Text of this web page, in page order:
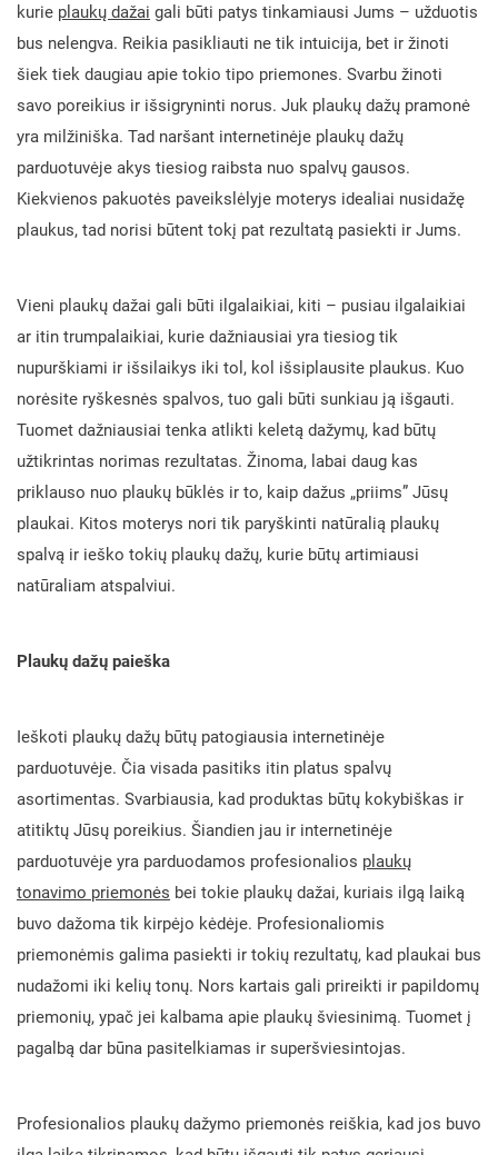
kurie plaukų dažai gali būti patys tinkamiausi Jums – užduotis
bus nelengva. Reikia pasikliauti ne tik intuicija, bet ir žinoti
šiek tiek daugiau apie tokio tipo priemones. Svarbu žinoti
savo poreikius ir išsigryninti norus. Juk plaukų dažų pramonė
yra milžiniška. Tad naršant internetinėje plaukų dažų
parduotuvėje akys tiesiog raibsta nuo spalvų gausos.
Kiekvienos pakuotės paveikslėlyje moterys idealiai nusidažę
plaukus, tad norisi būtent tokį pat rezultatą pasiekti ir Jums.
Vieni plaukų dažai gali būti ilgalaikiai, kiti – pusiau ilgalaikiai
ar itin trumpalaikiai, kurie dažniausiai yra tiesiog tik
nupurškiami ir išsilaikys iki tol, kol išsiplausite plaukus. Kuo
norėsite ryškesnės spalvos, tuo gali būti sunkiau ją išgauti.
Tuomet dažniausiai tenka atlikti keletą dažymų, kad būtų
užtikrintas norimas rezultatas. Žinoma, labai daug kas
priklauso nuo plaukų būklės ir to, kaip dažus „priims” Jūsų
plaukai. Kitos moterys nori tik paryškinti natūralią plaukų
spalvą ir ieško tokių plaukų dažų, kurie būtų artimiausi
natūraliam atspalviui.
Plaukų dažų paieška
Ieškoti plaukų dažų būtų patogiausia internetinėje
parduotuvėje. Čia visada pasitiks itin platus spalvų
asortimentas. Svarbiausia, kad produktas būtų kokybiškas ir
atitiktų Jūsų poreikius. Šiandien jau ir internetinėje
parduotuvėje yra parduodamos profesionalios plaukų
tonavimo priemonės bei tokie plaukų dažai, kuriais ilgą laiką
buvo dažoma tik kirpėjo kėdėje. Profesionaliomis
priemonėmis galima pasiekti ir tokių rezultatų, kad plaukai bus
nudažomi iki kelių tonų. Nors kartais gali prireikti ir papildomų
priemonių, ypač jei kalbama apie plaukų šviesinimą. Tuomet į
pagalbą dar būna pasitelkiamas ir superšviesintojas.
Profesionalios plaukų dažymo priemonės reiškia, kad jos buvo